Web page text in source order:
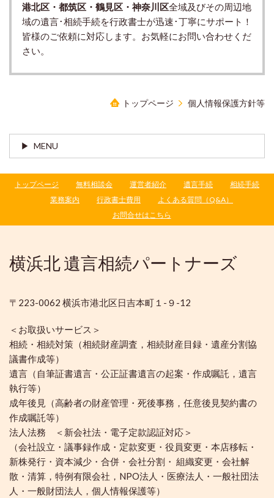
港北区・都筑区・鶴見区・神奈川区全域及びその周辺地
域の遺言･相続手続を行政書士が迅速･丁寧にサポート！
皆様のご依頼に対応します。お気軽にお問い合わせくだ
さい。
トップページ 個人情報保護方針等
MENU
トップページ 無料相談会 運営者紹介 遺言手続
相続手続
業務案内
行政書士費用
よくある質問（Q&A）
お問合せはこちら
横浜北 遺言相続パートナーズ
〒223-0062 横浜市港北区日吉本町１-９-12
＜お取扱いサービス＞
相続・相続対策（相続財産調査，相続財産目録・遺産分割協
議書作成等）
遺言（自筆証書遺言・公正証書遺言の起案・作成嘱託，遺言
執行等）
成年後見（高齢者の財産管理・死後事務，任意後見契約書の
作成嘱託等）
法人法務 ＜新会社法・電子定款認証対応＞
（会社設立・議事録作成・定款変更・役員変更・本店移転・
新株発行・資本減少・合併・会社分割・ 組織変更・会社解
散・清算，特例有限会社，NPO法人・医療法人・一般社団法
人・一般財団法人，個人情報保護等）